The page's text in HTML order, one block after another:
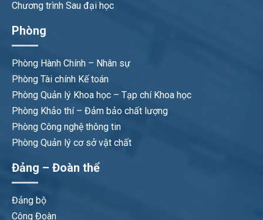
Chương trình Sau đại học
Phòng
Phòng Hành Chính – Nhân sự
Phòng Tài chính Kế toán
Phòng Quản lý Khoa học – Tạp chí Khoa học
Phòng Khảo thí – Đảm bảo chất lượng
Phòng Công nghệ thông tin
Phòng Quản lý cơ sở vật chất
Đảng – Đoàn thể
Đảng bộ
Công Đoàn